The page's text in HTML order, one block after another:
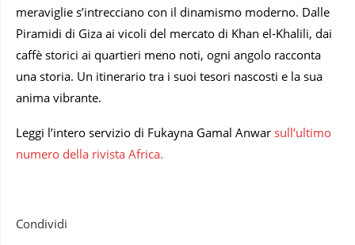
meraviglie s’intrecciano con il dinamismo moderno. Dalle
Piramidi di Giza ai vicoli del mercato di Khan el-Khalili, dai
caffè storici ai quartieri meno noti, ogni angolo racconta
una storia. Un itinerario tra i suoi tesori nascosti e la sua
anima vibrante.
Leggi l’intero servizio di Fukayna Gamal Anwar sull’ultimo
numero della rivista Africa.
Condividi